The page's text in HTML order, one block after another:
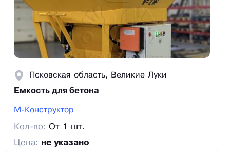
Псковская область, Великие Луки
Емкость для бетона
М-Конструктор
Кол-во: От 1 шт.
Цена: не указано